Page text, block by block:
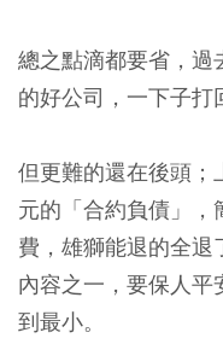
總之點滴都要省，過
的好公司，一下子打
但更難的還在後頭；
元的「合約負債」，
費，雄獅能退的全退
內容之一，要保人平
到最小。